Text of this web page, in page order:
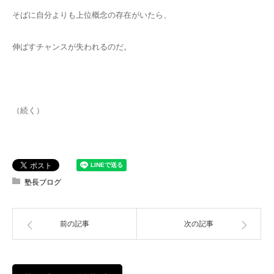
そばに自分よりも上位概念の存在がいたら、
伸ばすチャンスが失われるのだ。
（続く）
塾長ブログ
前の記事 次の記事